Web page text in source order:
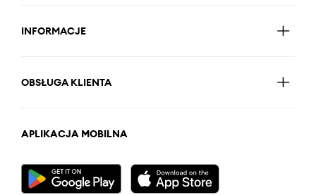
INFORMACJE
OBSŁUGA KLIENTA
APLIKACJA MOBILNA